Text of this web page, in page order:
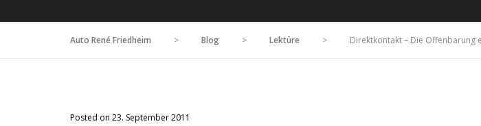
Auto René Friedheim > Blog > Lektüre > Direktkontakt – Die Offenbarung
Posted on 23. September 2011